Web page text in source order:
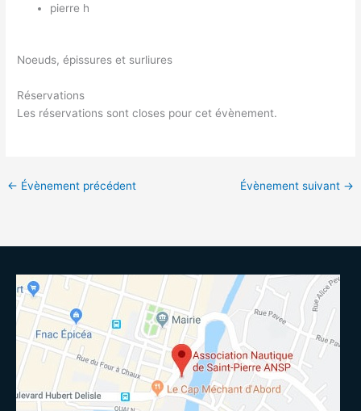
pierre h
Noeuds, épissures et surliures
Réservations
Les réservations sont closes pour cet évènement.
← Évènement précédent Évènement suivant →